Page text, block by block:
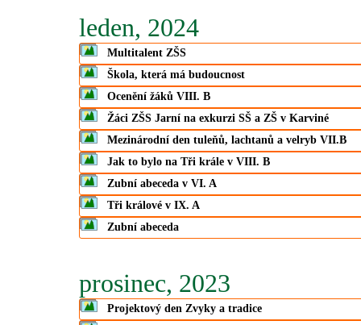
leden, 2024
Multitalent ZŠS
Škola, která má budoucnost
Ocenění žáků VIII. B
Žáci ZŠS Jarní na exkurzi SŠ a ZŠ v Karviné
Mezinárodní den tuleňů, lachtanů a velryb VII.B
Jak to bylo na Tři krále v VIII. B
Zubní abeceda v VI. A
Tři králové v IX. A
Zubní abeceda
prosinec, 2023
Projektový den Zvyky a tradice